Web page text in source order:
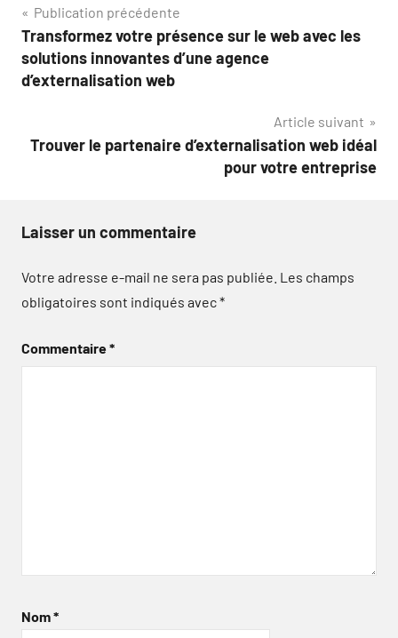
Navigation
de
l’article
Publication précédente
Transformez votre présence sur le web avec les
solutions innovantes d’une agence
d’externalisation web
Article suivant
Trouver le partenaire d’externalisation web idéal
pour votre entreprise
Laisser un commentaire
Votre adresse e-mail ne sera pas publiée. Les champs
obligatoires sont indiqués avec*
Commentaire*
Nom*